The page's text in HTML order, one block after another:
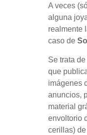
A veces
alguna
realmente
caso de
Se trata
que
imágenes
anuncios,
material
envoltorio
cerillas)